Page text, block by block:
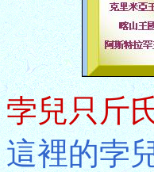
孛兒只斤
這裡的孛